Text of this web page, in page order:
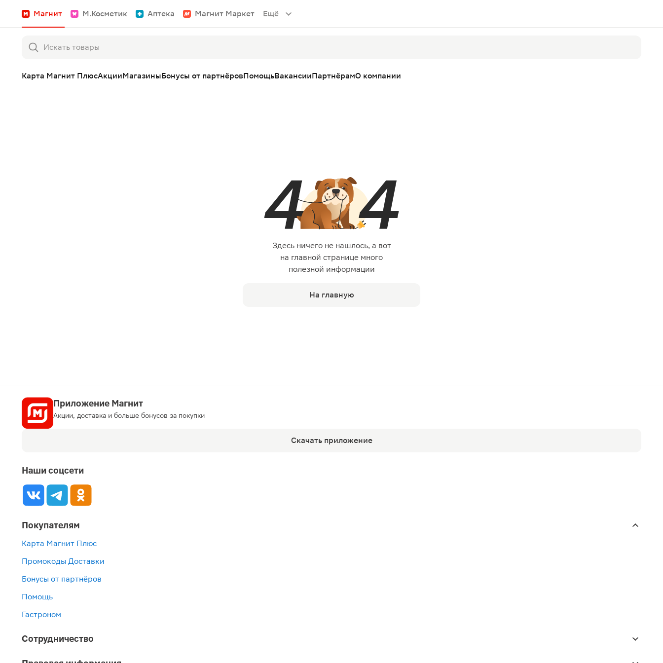
Магнит М.Косметик Аптека Магнит Маркет Ещё
Карта Магнит ПлюсАкцииМагазиныБонусы от партнёровПомощьВакансииПартнёрамО компании
Здесь ничего не нашлось, а вот
на главной странице много
полезной информации
На главную
Приложение Магнит
Акции, доставка и больше бонусов за покупки
Скачать приложение
Наши соцсети
Покупателям
Карта Магнит Плюс
Промокоды Доставки
Бонусы от партнёров
Помощь
Гастроном
Сотрудничество